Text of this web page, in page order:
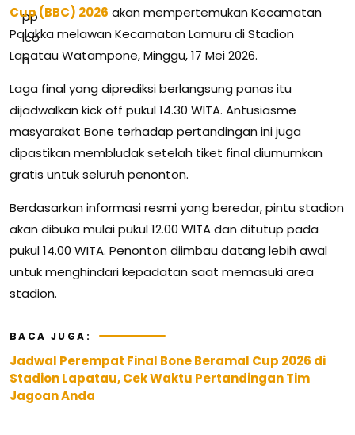
Cup (BBC) 2026 akan mempertemukan Kecamatan
Palakka melawan Kecamatan Lamuru di Stadion
Lapatau Watampone, Minggu, 17 Mei 2026.
Laga final yang diprediksi berlangsung panas itu
dijadwalkan kick off pukul 14.30 WITA. Antusiasme
masyarakat Bone terhadap pertandingan ini juga
dipastikan membludak setelah tiket final diumumkan
gratis untuk seluruh penonton.
Berdasarkan informasi resmi yang beredar, pintu stadion
akan dibuka mulai pukul 12.00 WITA dan ditutup pada
pukul 14.00 WITA. Penonton diimbau datang lebih awal
untuk menghindari kepadatan saat memasuki area
stadion.
BACA JUGA:
Jadwal Perempat Final Bone Beramal Cup 2026 di
Stadion Lapatau, Cek Waktu Pertandingan Tim
Jagoan Anda